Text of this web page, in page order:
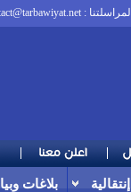
لمراسلتنا :
بلاغات